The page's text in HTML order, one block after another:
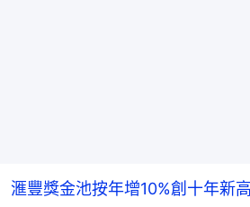
滙豐獎金池按年增10%創十年新